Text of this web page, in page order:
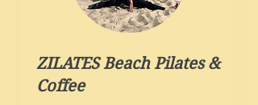
ZILATES Beach Pilates &
Coffee